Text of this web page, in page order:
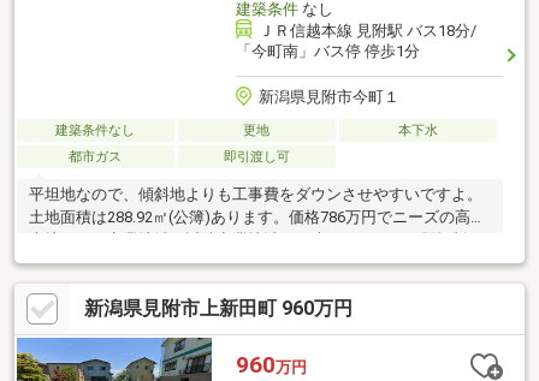
建築条件なし
ＪＲ信越本線 見附駅 バス18分/
「今町南」バス停 停歩1分
新潟県見附市今町１
建築条件なし 更地
本下水
都市ガス
即引渡し可
平坦地なので、傾斜地よりも工事費をダウンさせやすいですよ。
土地面積は288.92㎡(公簿)あります。価格786万円でニーズの高い
なく、様々な娯楽施設の建築が可能な点があります。こちらの住
宅用地で念願のマイホームはいかがでしょうか。土地購入をお考
えの方、コチラの売地は環境も良くておすすめです。南側に道路
があるため十分な日当たりが確保できます。現況引渡し、契約不
適合責任免責、確定測量買主負担、境界線非明示
新潟県見附市上新田町 960万円
960万円